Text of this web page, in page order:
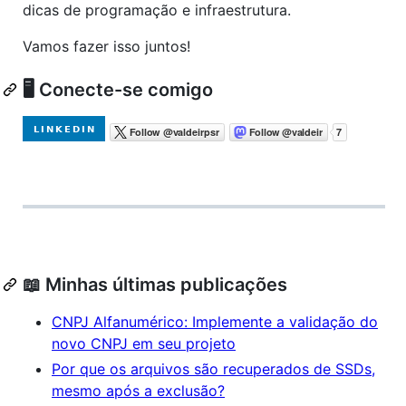
dicas de programação e infraestrutura.
Vamos fazer isso juntos!
🖥️ Conecte-se comigo
📖 Minhas últimas publicações
CNPJ Alfanumérico: Implemente a validação do
novo CNPJ em seu projeto
Por que os arquivos são recuperados de SSDs,
mesmo após a exclusão?